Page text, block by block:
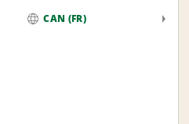
CAN (FR)